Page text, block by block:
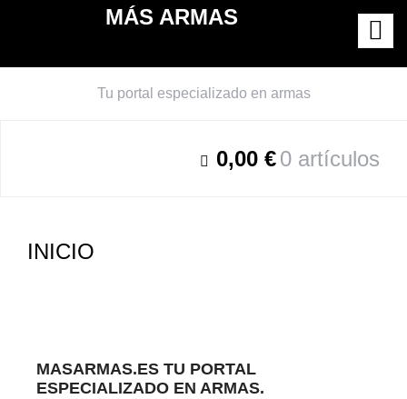
MÁS ARMAS
Tu portal especializado en armas
0,00 €0 artículos
INICIO
MASARMAS.ES TU PORTAL
ESPECIALIZADO EN ARMAS.